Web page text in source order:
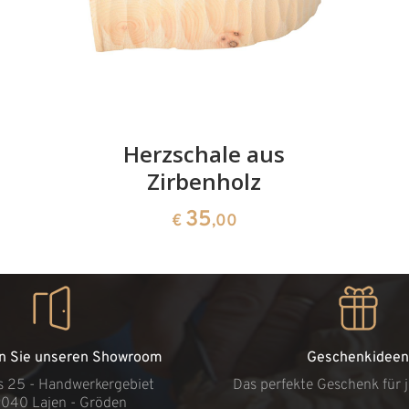
Herzschale aus
Zirbenholz
€ 35,00
Sie unseren Showroom
25 - Handwerkergebiet
Lajen - Gröden
Geschenkideen
Das perfekte Geschenk für